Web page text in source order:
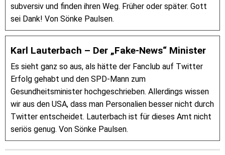
subversiv und finden ihren Weg. Früher oder später. Gott
sei Dank! Von Sönke Paulsen.
Karl Lauterbach – Der „Fake-News“ Minister
Es sieht ganz so aus, als hätte der Fanclub auf Twitter
Erfolg gehabt und den SPD-Mann zum
Gesundheitsminister hochgeschrieben. Allerdings wissen
wir aus den USA, dass man Personalien besser nicht durch
Twitter entscheidet. Lauterbach ist für dieses Amt nicht
seriös genug. Von Sönke Paulsen.